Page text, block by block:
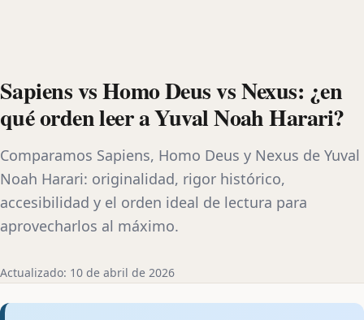
Sapiens vs Homo Deus vs Nexus: ¿en
qué orden leer a Yuval Noah Harari?
Comparamos Sapiens, Homo Deus y Nexus de Yuval
Noah Harari: originalidad, rigor histórico,
accesibilidad y el orden ideal de lectura para
aprovecharlos al máximo.
Actualizado: 10 de abril de 2026